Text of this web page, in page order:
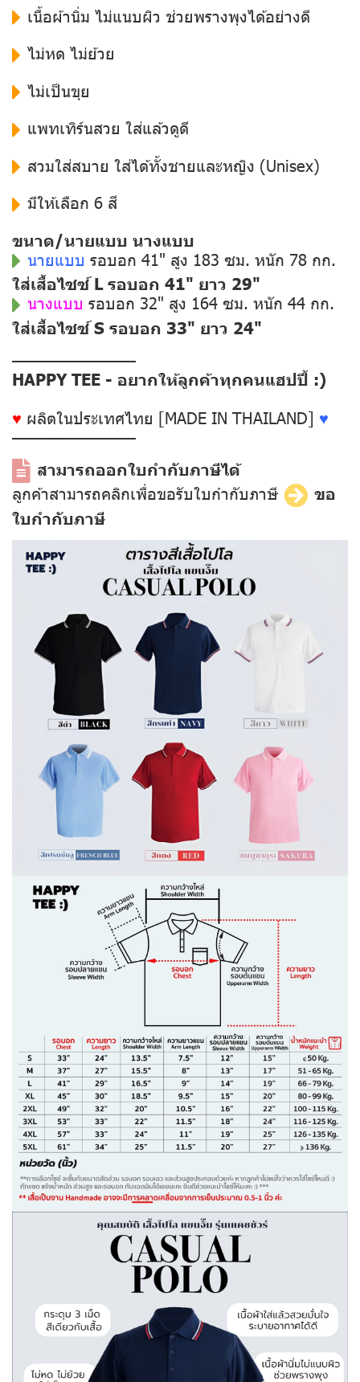
เนื้อผ้านิ่ม ไม่แนบผิว ช่วยพรางพุงได้อย่างดี
ไม่หด ไม่ย้วย
ไม่เป็นขุย
แพทเทิร์นสวย ใส่แล้วดูดี
สวมใส่สบาย ใส่ได้ทั้งชายและหญิง (Unisex)
มีให้เลือก 6 สี
ขนาด/นายแบบ นางแบบ
นายแบบ รอบอก 41" สูง 183 ซม. หนัก 78 กก.
ใส่เสื้อไซซ์ L รอบอก 41" ยาว 29"
นางแบบ รอบอก 32" สูง 164 ซม. หนัก 44 กก.
ใส่เสื้อไซซ์ S รอบอก 33" ยาว 24"
––––––––––––––
HAPPY TEE - อยากให้ลูกค้าทุกคนแฮปปี้ :)
♥ ผลิตในประเทศไทย [MADE IN THAILAND] ♥
––––––––––––––
สามารถออกใบกำกับภาษีได้
ลูกค้าสามารถคลิกเพื่อขอรับใบกำกับภาษี
ขอ
ใบกำกับภาษี